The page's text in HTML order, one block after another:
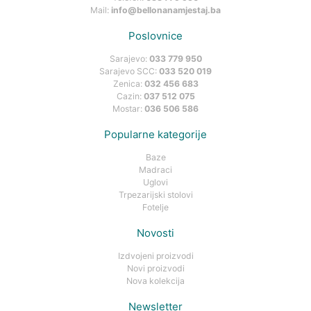
Mail: info@bellonanamjestaj.ba
Poslovnice
Sarajevo: 033 779 950
Sarajevo SCC: 033 520 019
Zenica: 032 456 683
Cazin: 037 512 075
Mostar: 036 506 586
Popularne kategorije
Baze
Madraci
Uglovi
Trpezarijski stolovi
Fotelje
Novosti
Izdvojeni proizvodi
Novi proizvodi
Nova kolekcija
Newsletter